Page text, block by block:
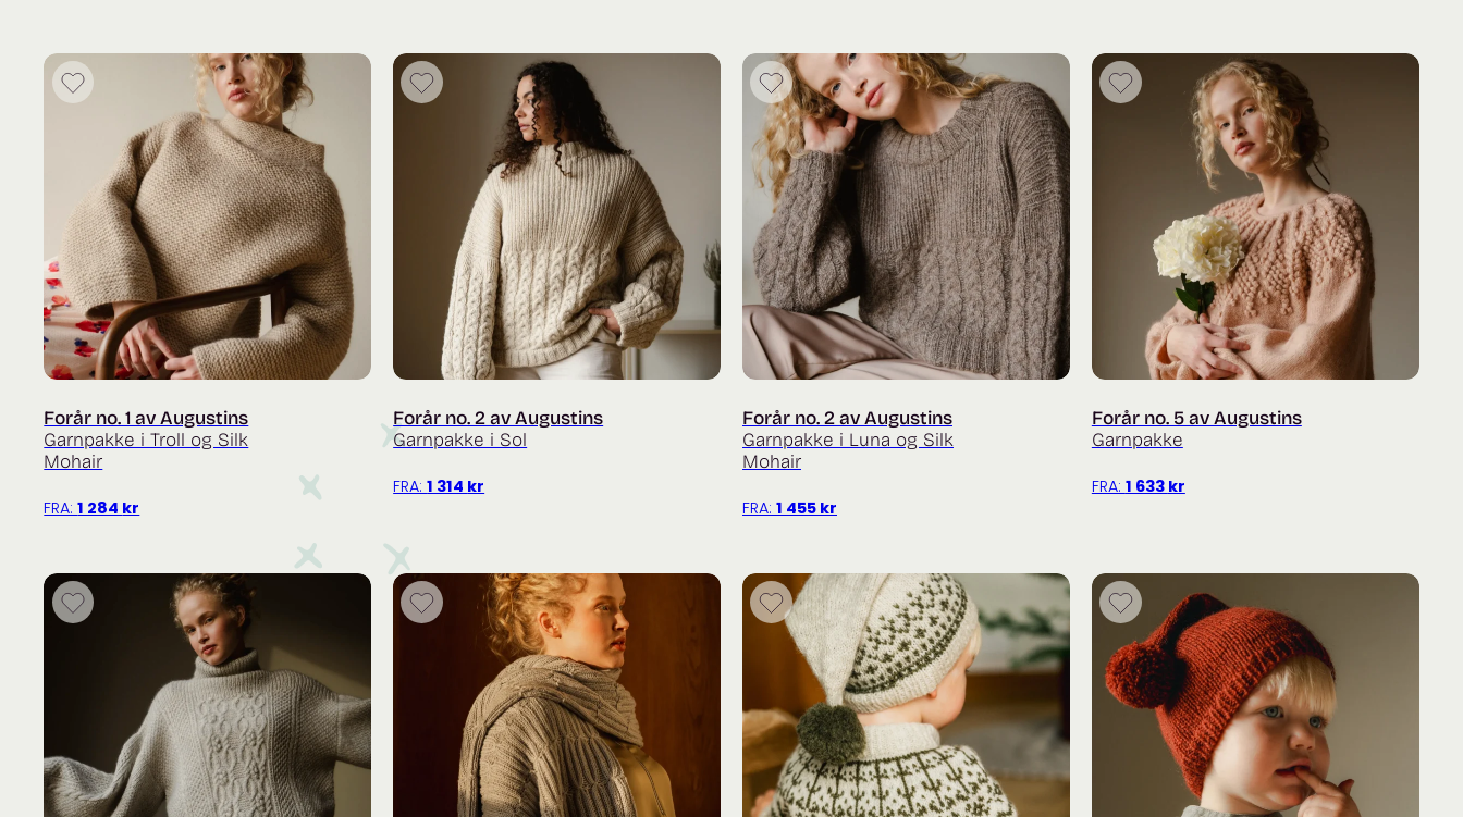
Forår no. 1 av Augustins
Garnpakke i Troll og Silk
Mohair
FRA:1 284 kr
Forår no. 2 av Augustins
Garnpakke i Sol
FRA:1 314 kr
Forår no. 2 av Augustins
Garnpakke i Luna og Silk
Mohair
FRA: 1 455 kr
Forår no. 5 av Augustins
Garnpakke
FRA: 1 633 kr